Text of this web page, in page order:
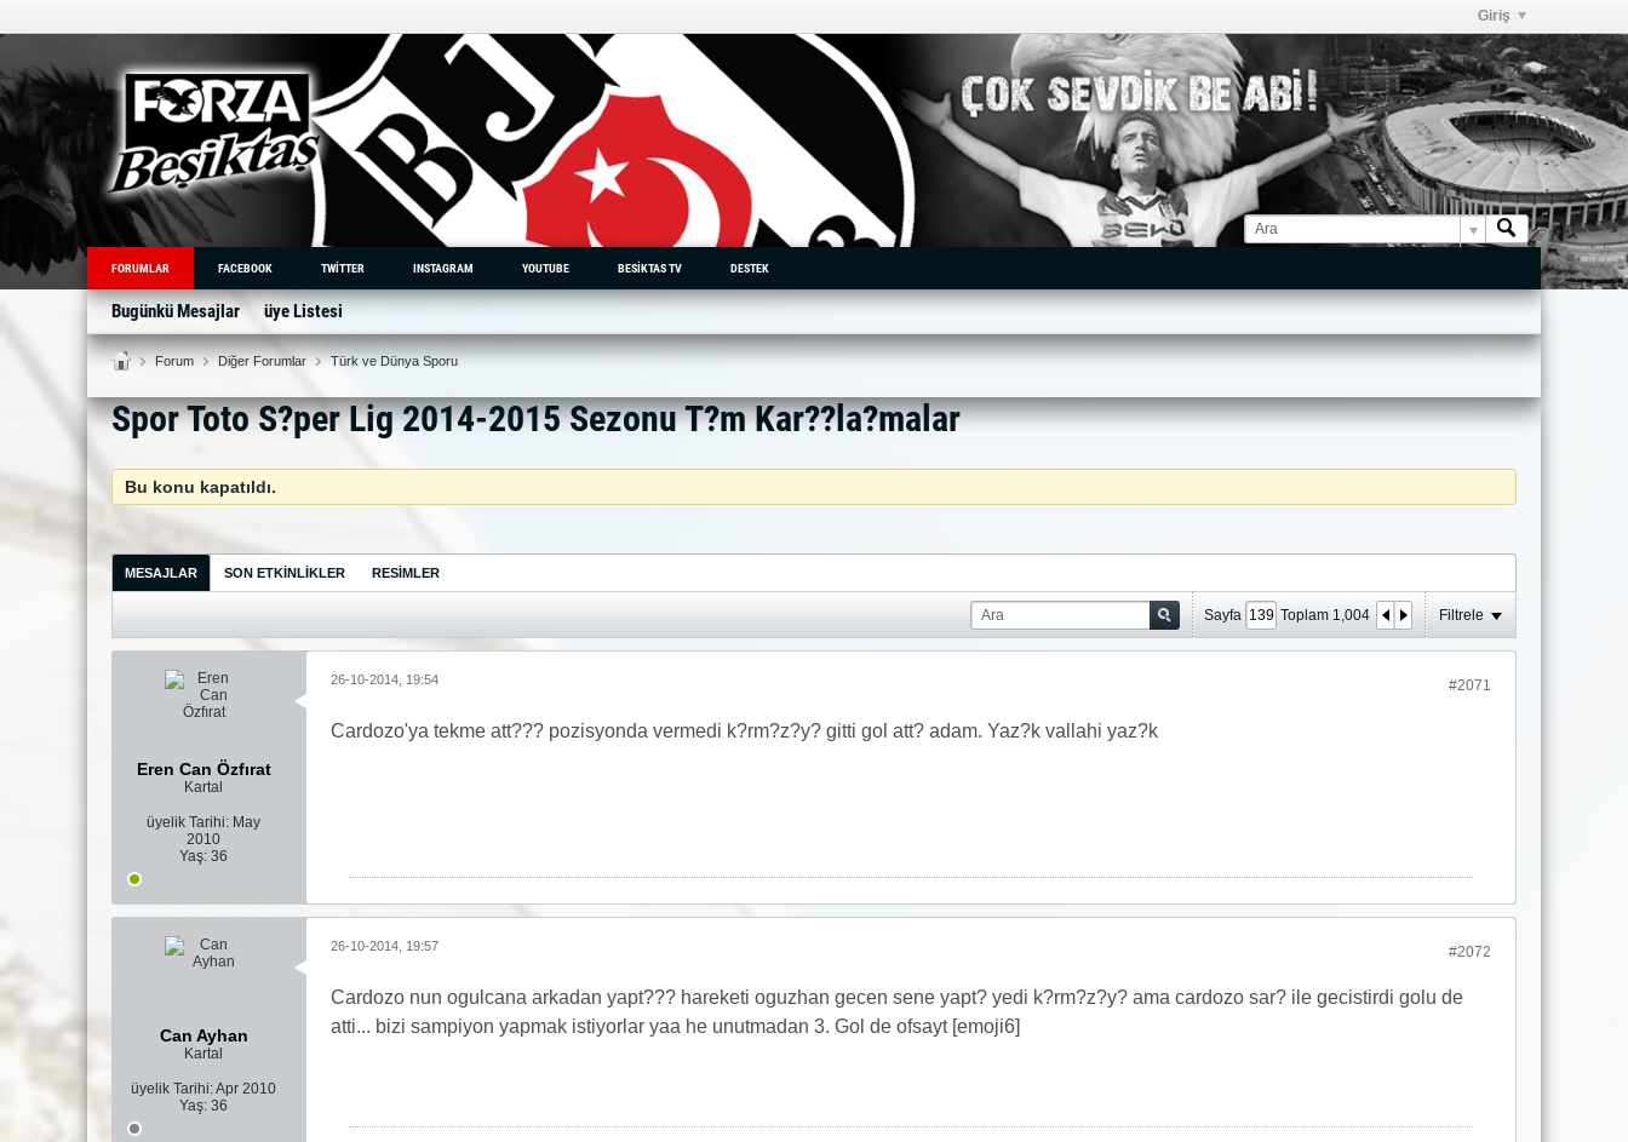
Giriş
FORUMLAR FACEBOOK TWITTER INSTAGRAM YOUTUBE BESIKTAS TV DESTEK
Bugünkü Mesajlar üye Listesi
Forum Diğer Forumlar Türk ve Dünya Sporu
Spor Toto S?per Lig 2014-2015 Sezonu T?m Kar??la?malar
Bu konu kapatıldı.
MESAJLAR SON ETKINLIKLER RESIMLER
Sayfa Toplam 1,004 Filtrele
Eren Can Özfırat
Kartal
üyelik Tarihi: May
2010
Yaş: 36
#2071
26-10-2014, 19:54
Cardozo'ya tekme att??? pozisyonda vermedi k?rm?z?y? gitti gol att? adam. Yaz?k vallahi yaz?k
Can Ayhan
Kartal
üyelik Tarihi:Apr 2010
Yaş: 36
#2072
26-10-2014, 19:57
Cardozo nun ogulcana arkadan yapt??? hareketi oguzhan gecen sene yapt? yedi k?rm?z?y? ama cardozo sar? ile gecistirdi golu de
atti... bizi sampiyon yapmak istiyorlar yaa he unutmadan 3. Gol de ofsayt [emoji6]